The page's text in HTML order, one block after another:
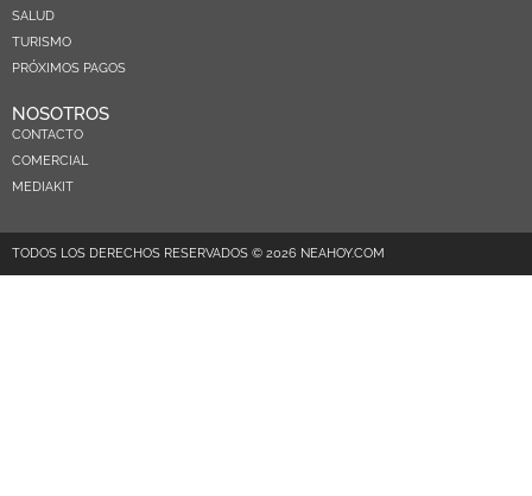
SALUD
TURISMO
PRÓXIMOS PAGOS
NOSOTROS
CONTACTO
COMERCIAL
MEDIAKIT
TODOS LOS DERECHOS RESERVADOS © 2026 NEAHOY.COM